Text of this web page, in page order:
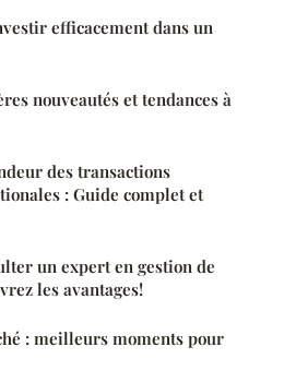
efficacement dans un
nouveautés et tendances à
des transactions
: Guide complet et
un expert en gestion de
les avantages!
: meilleurs moments pour